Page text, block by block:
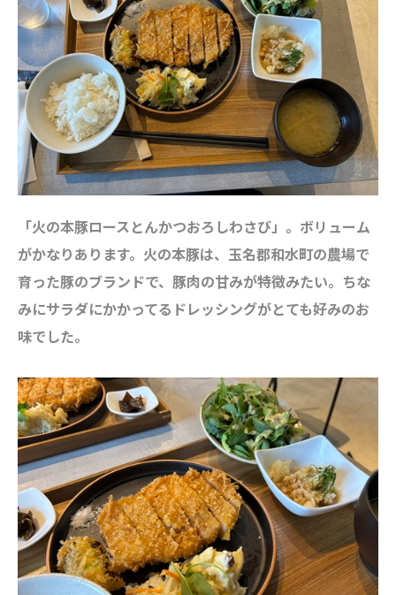
「火の本豚ロースとんかつおろしわさび」。ボリューム
がかなりあります。火の本豚は、玉名郡和水町の農場で
育った豚のブランドで、豚肉の甘みが特徴みたい。ちな
みにサラダにかかってるドレッシングがとても好みのお
味でした。